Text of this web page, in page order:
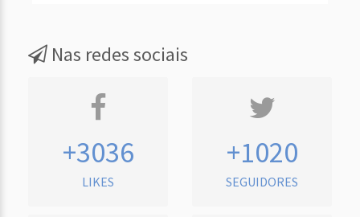
Nas redes sociais
+3036
LIKES
+1020
SEGUIDORES